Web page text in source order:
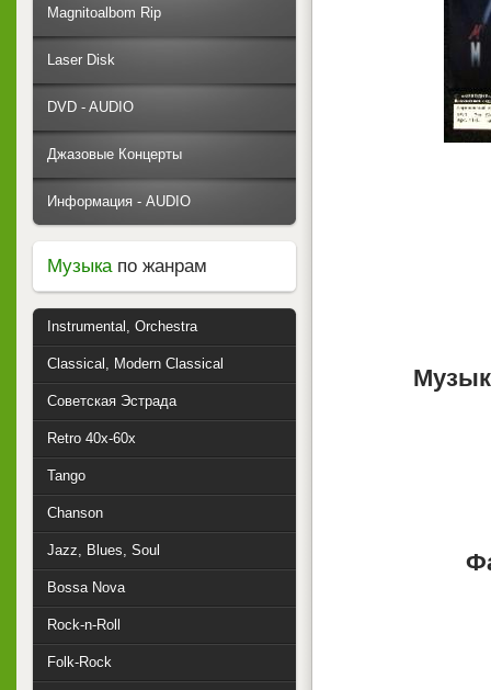
Magnitoalbom Rip
Laser Disk
DVD - AUDIO
Джазовые Концерты
Информация - AUDIO
Музыкапо жанрам
Instrumental, Orchestra
Classical, Modern Classical
Советская Эстрада
Retro 40x-60x
Tango
Chanson
Jazz, Blues, Soul
Bossa Nova
Rock-n-Roll
Folk-Rock